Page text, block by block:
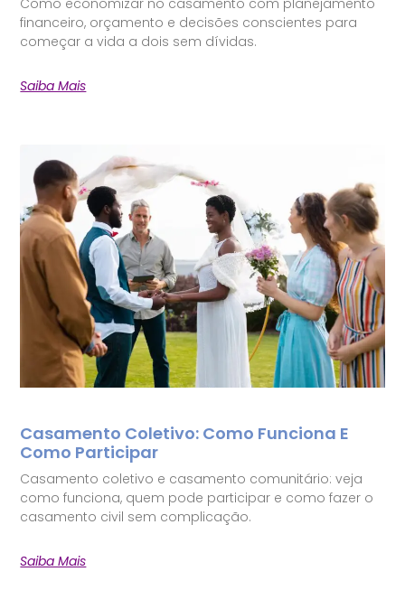
financeiro, orçamento e decisões conscientes para
começar a vida a dois sem dívidas.
Saiba Mais
Casamento Coletivo: Como Funciona E
Como Participar
Casamento coletivo e casamento comunitário: veja
como funciona, quem pode participar e como fazer o
casamento civil sem complicação.
Saiba Mais